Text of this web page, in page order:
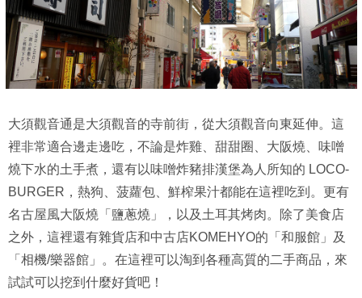
大須觀音通是大須觀音的寺前街，從大須觀音向東延伸。這
裡非常適合邊走邊吃，不論是炸雞、甜甜圈、大阪燒、味噌
燒下水的土手煮，還有以味噌炸豬排漢堡為人所知的 LOCO-
BURGER，熱狗、菠蘿包、鮮榨果汁都能在這裡吃到。更有
名古屋風大阪燒「鹽蔥燒」，以及土耳其烤肉。除了美食店
之外，這裡還有雜貨店和中古店KOMEHYO的「和服館」及
「相機/樂器館」。在這裡可以淘到各種高質的二手商品，來
試試可以挖到什麼好貨吧！